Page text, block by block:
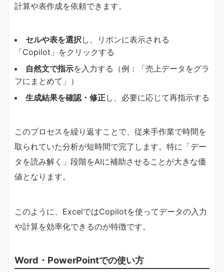
計算や表作成を依頼できます。
セルや表を選択 し、リボンに表示される
「Copilot」をクリックする
自然文で指示を入力する（例：「売上データをグラ
フにまとめて」）
生成結果を確認・修正し、必要に応じて再指示する
このプロセスを繰り返すことで、従来手作業で時間を
取られていた分析が短時間で完了します。特に「デー
タを読み解く」段階をAIに補助させることが大きな価
値となります。
このように、ExcelではCopilotを使ってデータの入力
や計算を効率化できるのが特徴です。
Word・PowerPointでの使い方